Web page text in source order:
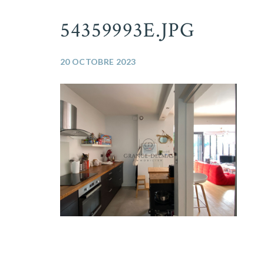
54359993E.JPG
20 OCTOBRE 2023